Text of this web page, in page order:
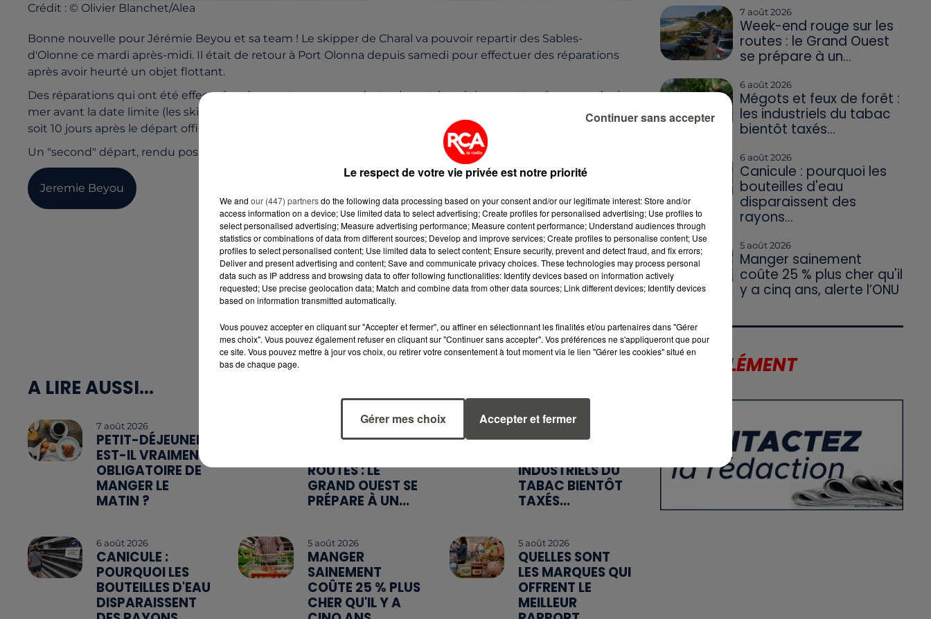
Crédit : © Olivier Blanchet/Alea
Bonne nouvelle pour Jérémie Beyou et sa team ! Le skipper de Charal va pouvoir repartir des Sables-
d'Olonne ce mardi après-midi. Il était de retour à Port Olonna depuis samedi pour effectuer des réparations
après avoir heurté un objet flottant.
Des réparations qui ont été effectuées dans un temps record et qui vont donc lui permettre de reprendre la
mer avant la date limite (les skippers sont autorisés à quitter les Sables-d'Olonne jusqu'à ce mercredi 14h20,
soit 10 jours après le départ officiel).
Un "second" départ, rendu possible grâce à son équipe, qui a mené des réparations en un temps record :
Jeremie Beyou
A LIRE AUSSI...
7 août 2026
PETIT-DÉJEUNER :
EST-IL VRAIMENT
OBLIGATOIRE DE
MANGER LE
MATIN ?
WEEK-END
ROUTES : LE
GRAND OUEST SE
PRÉPARE À UN...
6 août 2026
MÉGOTS ET FEUX
INDUSTRIELS DU
TABAC BIENTÔT
TAXÉS...
6 août 2026
CANICULE :
POURQUOI LES
BOUTEILLES D'EAU
DISPARAISSENT
5 août 2026
MANGER
SAINEMENT
COÛTE 25 % PLUS
CHER QU'IL Y A
5 août 2026
QUELLES SONT
LES MARQUES QUI
OFFRENT LE
MEILLEUR
7 août 2026
Week-end rouge sur les
routes : le Grand Ouest
se prépare à un...
6 août 2026
Mégots et feux de forêt :
les industriels du tabac
bientôt taxés...
6 août 2026
Canicule : pourquoi les
bouteilles d'eau
disparaissent des
rayons...
5 août 2026
Manger sainement
coûte 25 % plus cher qu'il
y a cinq ans, alerte l’ONU
LE SUPPLÉMENT
Le respect de votre vie privée est notre priorité
We and our (447) partnersdo the following data processing based on your consent and/or our legitimate interest: Store and/or
access information on a device; Use limited data to select advertising; Create profiles for personalised advertising; Use profiles to
select personalised advertising; Measure advertising performance; Measure content performance; Understand audiences through
statistics or combinations of data from different sources; Develop and improve services; Create profiles to personalise content; Use
profiles to select personalised content; Use limited data to select content; Ensure security, prevent and detect fraud, and fix errors;
Deliver and present advertising and content; Save and communicate privacy choices. These technologies may process personal
data such as IP address and browsing data to offer following functionalities: Identify devices based on information actively
requested; Use precise geolocation data; Match and combine data from other data sources; Link different devices; Identify devices
based on information transmitted automatically.
Vous pouvez accepter en cliquant sur "Accepter et fermer", ou affiner en sélectionnant les finalités et/ou partenaires dans "Gérer
mes choix". Vous pouvez également refuser en cliquant sur "Continuer sans accepter". Vos préférences ne s'appliqueront que pour
ce site. Vous pouvez mettre à jour vos choix, ou retirer votre consentement à tout moment via le lien "Gérer les cookies" situé en
bas de chaque page.
Gérer mes choix Accepter et fermer
Continuer sans accepter